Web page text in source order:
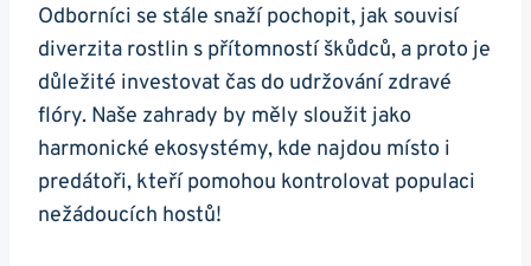
Odborníci se stále snaží pochopit, jak souvisí
diverzita rostlin s přítomností škůdců, a proto je
důležité investovat čas do udržování zdravé
flóry. Naše zahrady by měly sloužit jako
harmonické ekosystémy, kde najdou místo i
predátoři, kteří pomohou kontrolovat populaci
nežádoucích hostů!